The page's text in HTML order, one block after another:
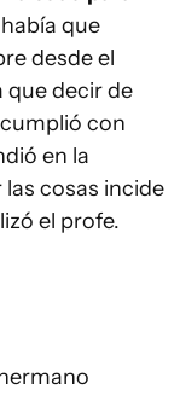
que
desde el
que decir de
con
en la
cosas incide
el profe.